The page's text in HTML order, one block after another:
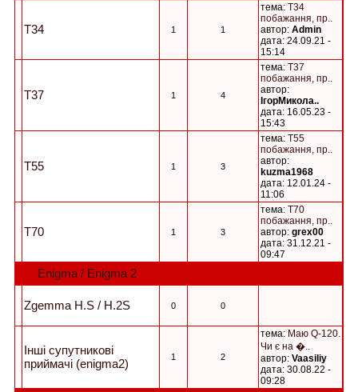
T34 1 1
тема: T34
побажання, пр..
автор: Admin
дата: 24.09.21 -
15:14
T37 1 4
тема: T37
побажання, пр..
автор:
ІгорМикола..
дата: 16.05.23 -
15:43
T55 1 3
тема: T55
побажання, пр..
автор:
kuzma1968
дата: 12.01.24 -
11:06
T70 1 3
тема: T70
побажання, пр..
автор: grex00
дата: 31.12.21 -
09:47
Enigma / Enigma 2
Zgemma H.S / H.2S 0 0
Інші супутникові
приймачі (enigma2)
1 2
тема: Маю Q-120.
Чи є на �..
автор: Vaasiliy
дата: 30.08.22 -
09:28